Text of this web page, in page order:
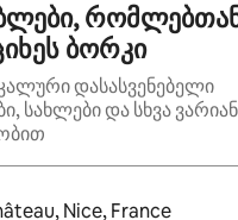
ბორკი
დასასვენებელი
სახლები და სხვა
ხელმისაწვდომი გახდება,